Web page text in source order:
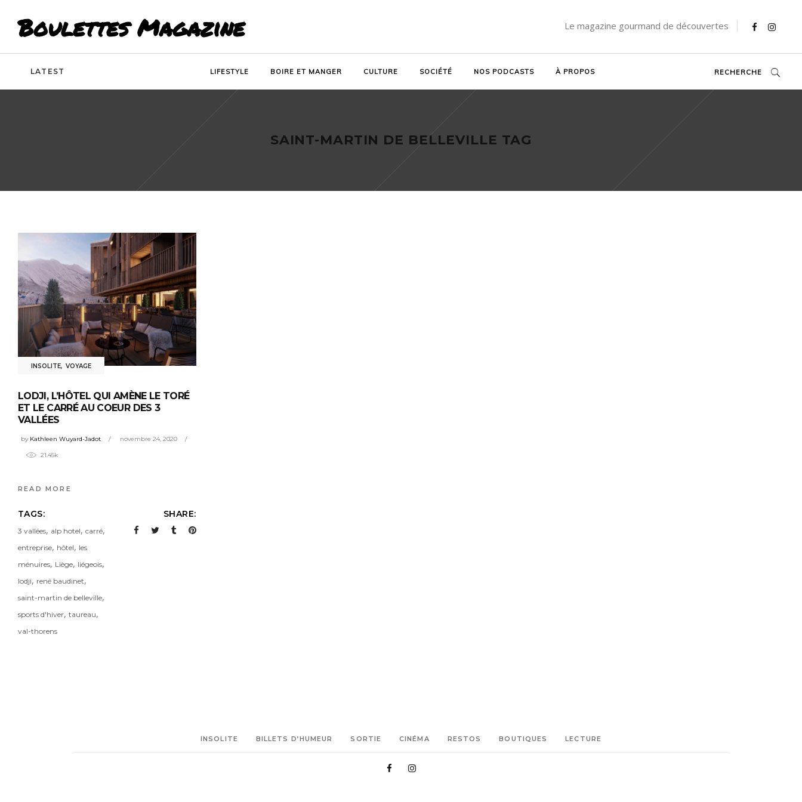
Boulettes Magazine Le magazine gourmand de découvertes
LATEST LIFESTYLE BOIRE ET MANGER CULTURE SOCIÉTÉ NOS PODCASTS À PROPOS RECHERCHE
SAINT-MARTIN DE BELLEVILLE TAG
INSOLITE, VOYAGE
LODJI, L’HÔTEL QUI AMÈNE LE TORÉ
ET LE CARRÉ AU COEUR DES 3
VALLÉES
by Kathleen Wuyard-Jadot novembre 24, 2020
21.45k
READ MORE
TAGS:
3 vallées, alp hotel, carré,
entreprise, hôtel, les
ménuires, Liège, liégeois,
lodji, rené baudinet,
saint-martin de belleville,
sports d'hiver, taureau,
val-thorens
SHARE:
INSOLITE BILLETS D’HUMEUR SORTIE CINÉMA RESTOS BOUTIQUES LECTURE